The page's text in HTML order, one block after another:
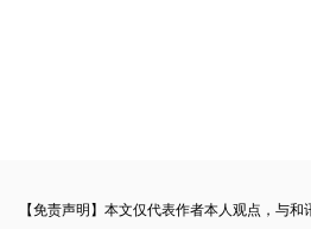
【免责声明】本文仅代表作者本人观点，与